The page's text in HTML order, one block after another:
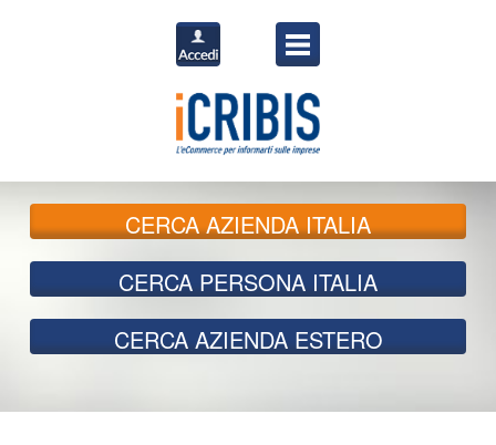
CERCAAZIENDA ITALIA
CERCA PERSONA ITALIA
CERCA AZIENDA ESTERO